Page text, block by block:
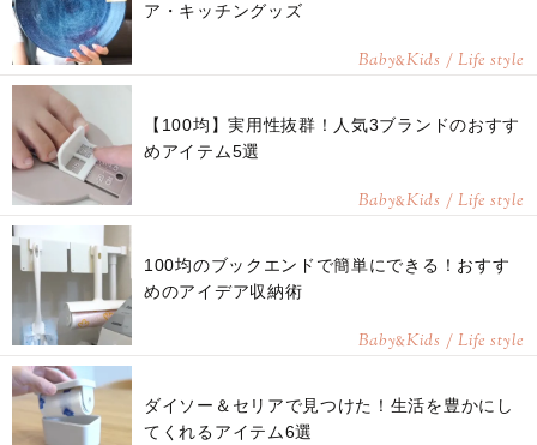
ア・キッチングッズ
Baby&Kids / Life style
【100均】実用性抜群！人気3ブランドのおすす
めアイテム5選
Baby&Kids / Life style
100均のブックエンドで簡単にできる！おすす
めのアイデア収納術
Baby&Kids / Life style
ダイソー＆セリアで見つけた！生活を豊かにし
てくれるアイテム6選